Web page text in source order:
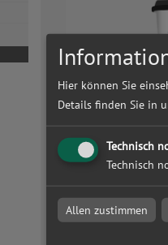
Pappbecher to
Hier können Sie
Details finden Sie in
Technisch
Technisch
Allen zustimmen